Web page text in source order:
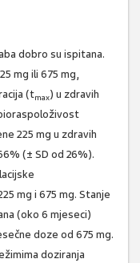
dobro su ispitana.
mg ili 675 mg,
(tmax) u zdravih
225 mg u zdravih
(± SD od 26%).
mg i 675 mg. Stanje
(oko 6 mjeseci)
doze od 675 mg.
doziranja